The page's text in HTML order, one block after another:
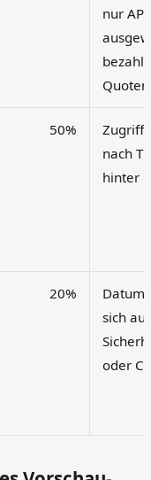
nur
Quoten
50%
Zugriff
nach
hinter
20%
Datum
sich
oder